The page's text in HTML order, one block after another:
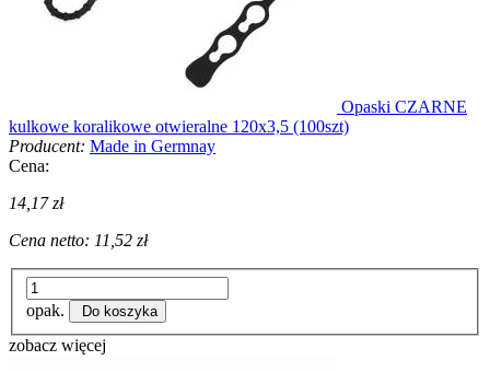
Opaski CZARNE
kulkowe koralikowe otwieralne 120x3,5 (100szt)
Producent: Made in Germnay
Cena:
14,17 zł
Cena netto: 11,52 zł
opak. Do koszyka
zobacz więcej